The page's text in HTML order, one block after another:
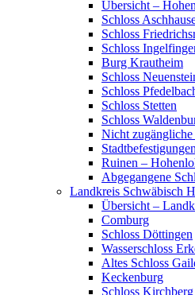
Übersicht –
Schloss
Schloss
Schloss
Burg Krautheim
Schloss
Schloss
Schloss Stetten
Schloss
Nicht
Ruinen –
Abgegangene
Landkreis Schwäbisch
Übersicht –
Comburg
Schloss Döttingen
Wasserschloss
Altes Schloss
Keckenburg
Schloss Kirchberg